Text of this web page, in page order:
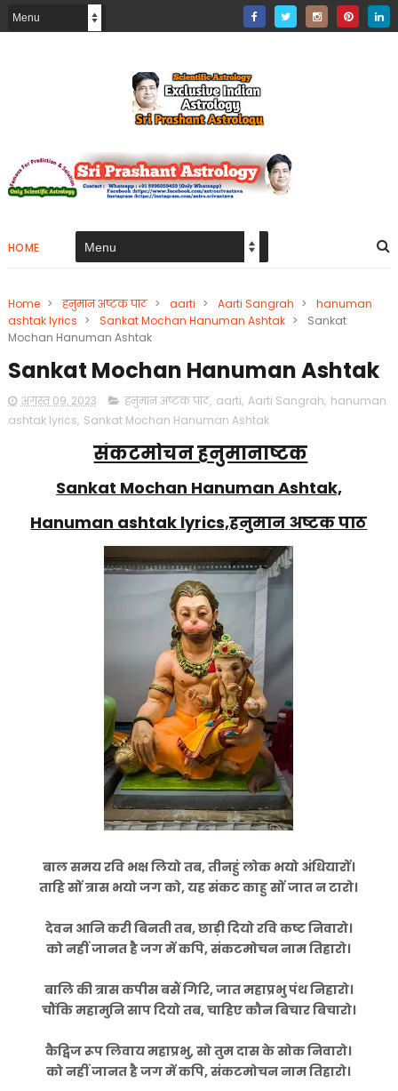
HOME
Home > हनुमान अष्टक पाठ > aarti > Aarti Sangrah >
hanuman
ashtak lyrics > Sankat Mochan Hanuman Ashtak >
Sankat
Mochan Hanuman Ashtak
Sankat Mochan Hanuman Ashtak
अगस्त 09, 2023 हनुमान अष्टक पाठ, aarti, Aarti Sangrah, hanuman
ashtak lyrics, Sankat Mochan Hanuman Ashtak
संकटमोचन हनुमानाष्टक
Sankat Mochan Hanuman Ashtak,
Hanuman ashtak lyrics,हनुमान अष्टक पाठ
बाल समय रवि भक्ष लियो तब, तीनहुं लोक भयो अंधियारों।
ताहि सों त्रास भयो जग को, यह संकट काहु सों जात न टारो।
देवन आनि करी बिनती तब, छाड़ी दियो रवि कष्ट निवारो।
को नहीं जानत है जग में कपि, संकटमोचन नाम तिहारो।
बालि की त्रास कपीस बसैं गिरि, जात महाप्रभु पंथ निहारो।
चौंकि महामुनि साप दियो तब, चाहिए कौन बिचार बिचारो।
कैद्विज रूप लिवाय महाप्रभु, सो तुम दास के सोक निवारो।
को नहीं जानत है जग में कपि, संकटमोचन नाम तिहारो।